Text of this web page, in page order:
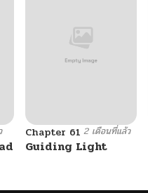
Chapter 61 2 เดือนที่แล้ว
Guiding Light